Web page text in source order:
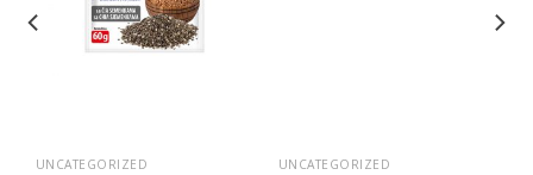
UNCATEGORIZED UNCATEGORIZED